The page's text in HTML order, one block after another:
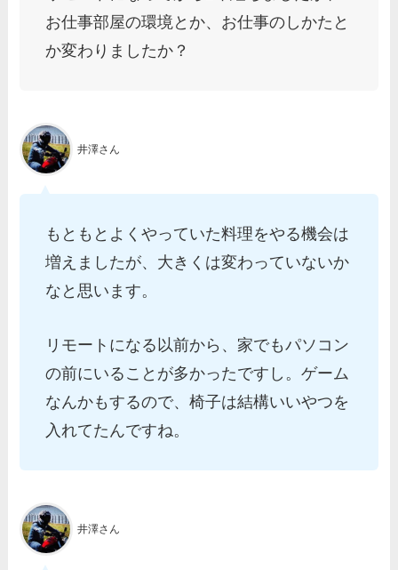
お仕事部屋の環境とか、お仕事のしかたと
か変わりましたか？
井澤さん
もともとよくやっていた料理をやる機会は
増えましたが、大きくは変わっていないか
なと思います。
リモートになる以前から、家でもパソコン
の前にいることが多かったですし。ゲーム
なんかもするので、椅子は結構いいやつを
入れてたんですね。
井澤さん